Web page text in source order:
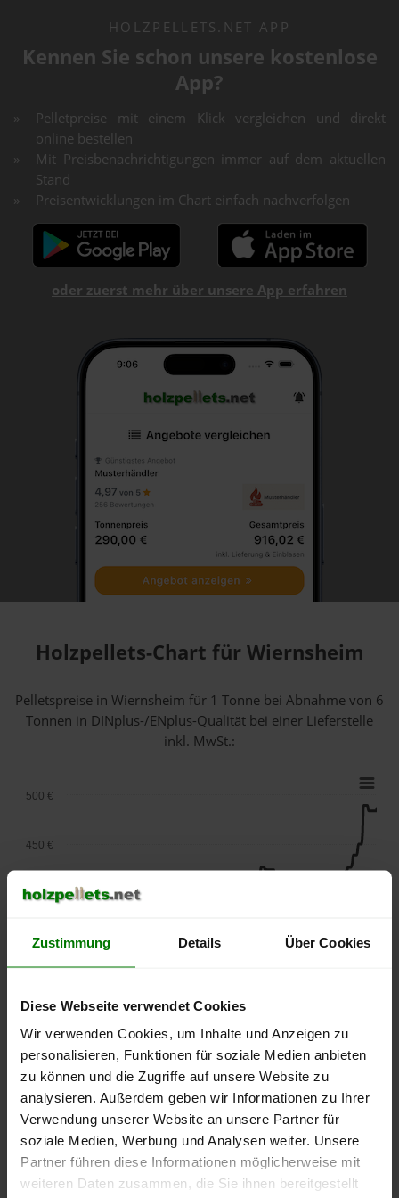
Zustimmung Details Über Cookies
Diese Webseite verwendet Cookies
Wir verwenden Cookies, um Inhalte und Anzeigen zu
personalisieren, Funktionen für soziale Medien anbieten
zu können und die Zugriffe auf unsere Website zu
analysieren. Außerdem geben wir Informationen zu Ihrer
Verwendung unserer Website an unsere Partner für
soziale Medien, Werbung und Analysen weiter. Unsere
Partner führen diese Informationen möglicherweise mit
weiteren Daten zusammen, die Sie ihnen bereitgestellt
HOLZPELLETS.NET APP
Kennen Sie schon unsere kostenlose
App?
Pelletpreise mit einem Klick vergleichen und direkt
online bestellen
Mit Preisbenachrichtigungen immer auf dem aktuellen
Stand
Preisentwicklungen im Chart einfach nachverfolgen
oder zuerst mehr über unsere App erfahren
Holzpellets-Chart für Wiernsheim
Pelletspreise in Wiernsheim für 1 Tonne bei Abnahmevon 6
Tonnen in DINplus-/ENplus-Qualität bei einer Lieferstelle
inkl. MwSt.:
lose Ware Sackware
September
Januar
Mai
250 €
350 €
400 €
450 €
500 €
Die aktuelle Preisentwicklung für Holzpellets in Deutschland
können Sie jederzeit auf unsererPelletspreise-Seite
nachvollziehen.